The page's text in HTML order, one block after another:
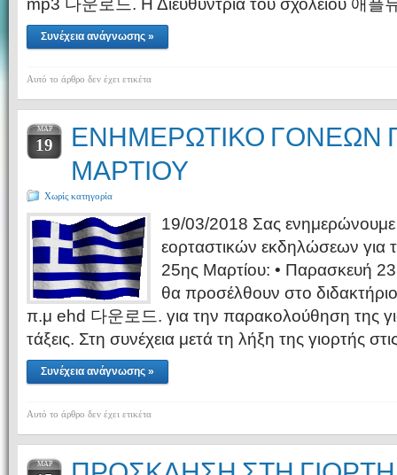
mp3 다운로드. Η Διευθύντρια του σχολείου 애
Συνέχεια ανάγνωσης »
Αυτό το άρθρο δεν έχει ετικέτα
ΜΑΡ
19
ΕΝΗΜΕΡΩΤΙΚΟ ΓΟΝΕΩΝ
ΜΑΡΤΙΟΥ
Χωρίς κατηγορία
19/03/2018 Σας
εορταστικών εκδηλώσεων για
25ης Μαρτίου: • Παρασκευή
θα προσέλθουν στo
π.μ ehd 다운로드. για την παρακολούθηση της
τάξεις. Στη συνέχεια μετά τη λήξη της γιορτής
Συνέχεια ανάγνωσης »
Αυτό το άρθρο δεν έχει ετικέτα
ΜΑΡ